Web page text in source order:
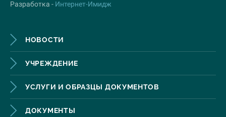
Разработка - Интернет-Имидж
НОВОСТИ
УЧРЕЖДЕНИЕ
УСЛУГИ И ОБРАЗЦЫ ДОКУМЕНТОВ
ДОКУМЕНТЫ